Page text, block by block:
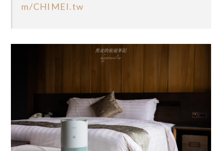
m/CHIMEI.tw